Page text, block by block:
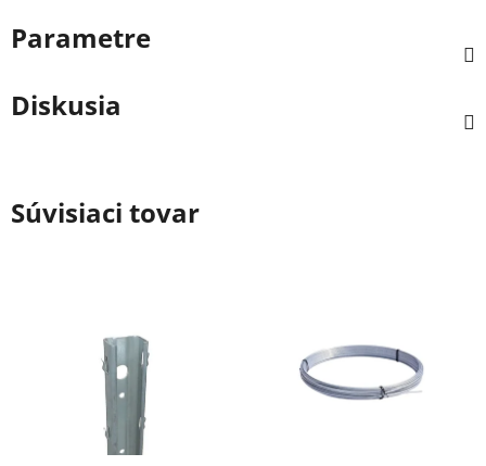
Parametre
Diskusia
Súvisiaci tovar